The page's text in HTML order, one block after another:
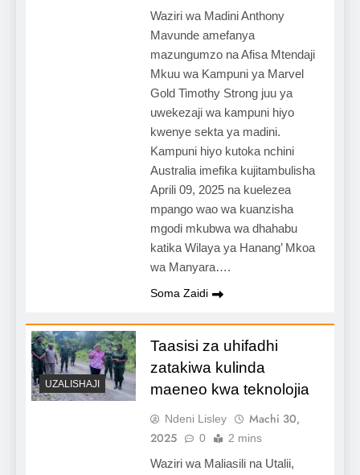
Waziri wa Madini Anthony
Mavunde amefanya
mazungumzo na Afisa Mtendaji
Mkuu wa Kampuni ya Marvel
Gold Timothy Strong juu ya
uwekezaji wa kampuni hiyo
kwenye sekta ya madini.
Kampuni hiyo kutoka nchini
Australia imefika kujitambulisha
Aprili 09, 2025 na kuelezea
mpango wao wa kuanzisha
mgodi mkubwa wa dhahabu
katika Wilaya ya Hanang’ Mkoa
wa Manyara….
Soma Zaidi
UZALISHAJI
Taasisi za uhifadhi
zatakiwa kulinda
maeneo kwa teknolojia
Ndeni Lisley
Machi 30,
2025
0 2 mins
Waziri wa Maliasili na Utalii,